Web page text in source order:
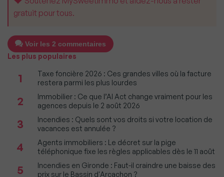
gratuit pour tous.
Voir les 2 commentaires
Les plus populaires
1
Taxe foncière 2026 : Ces grandes villes où la facture
restera parmi les plus lourdes
2
Immobilier : Ce que l’AI Act change vraiment pour les
agences depuis le 2 août 2026
3
Incendies : Quels sont vos droits si votre location de
vacances est annulée ?
4
Agents immobiliers : Le décret sur la pige
téléphonique fixe les règles applicables dès le 11 août
5
Incendies en Gironde : Faut-il craindre une baisse des
prix sur le Bassin d'Arcachon ?